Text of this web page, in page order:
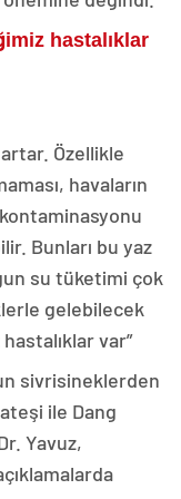
hastalıklar
Özellikle
havaların
Bunları bu yaz
su tüketimi çok
gelebilecek
var”
sivrisineklerden
ile Dang
Yavuz,